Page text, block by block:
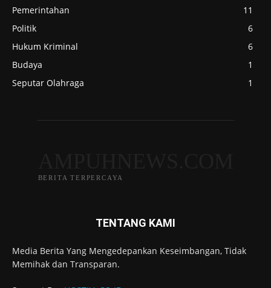
Pemerintahan
11
Politik
6
Hukum Kriminal
6
Budaya
1
Seputar Olahraga
1
BERITA TERPERCAYA
TENTANG KAMI
Media Berita Yang Mengedepankan Keseimbangan, Tidak
Memihak dan Transparan.